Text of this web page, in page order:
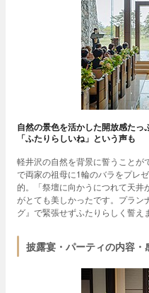
自然の景色を活かした開放感た
「ふたりらしいね」という声も
軽井沢の自然を背景に誓うことが
で両家の祖母に1輪のバラをプレ
的。「祭壇に向かうにつれて天井
がとても美しかったです。プラン
グ』で緊張せずふたりらしく誓え
披露宴・パーティの内容・